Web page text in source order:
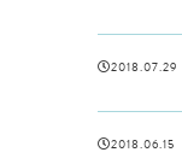
2018.07.29
2018.06.15